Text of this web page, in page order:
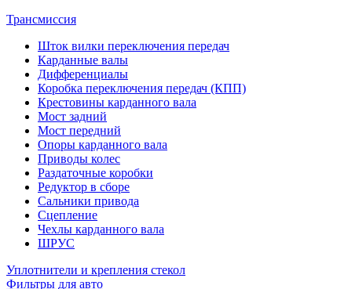
Трансмиссия
Шток вилки переключения передач
Карданные валы
Дифференциалы
Коробка переключения передач (КПП)
Крестовины карданного вала
Мост задний
Мост передний
Опоры карданного вала
Приводы колес
Раздаточные коробки
Редуктор в сборе
Сальники привода
Сцепление
Чехлы карданного вала
ШРУС
Уплотнители и крепления стекол
Фильтры для авто